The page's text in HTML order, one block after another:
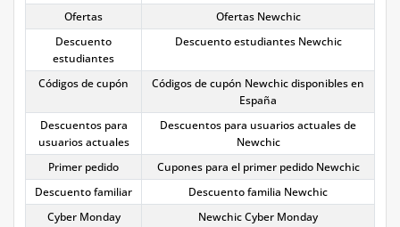
Ofertas
Ofertas Newchic
Descuento
estudiantes
Descuento estudiantes Newchic
Códigos de cupón
Códigos de cupón Newchic disponibles en
España
Descuentos para
usuarios actuales
Descuentos para usuarios actuales de
Newchic
Primer pedido
Cupones para el primer pedido Newchic
Descuento familiar
Descuento familia Newchic
Cyber Monday
Newchic Cyber Monday